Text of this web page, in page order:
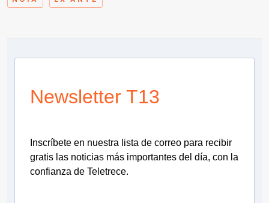
Newsletter T13
Inscríbete en nuestra lista de correo para recibir
gratis las noticias más importantes del día, con la
confianza de Teletrece.